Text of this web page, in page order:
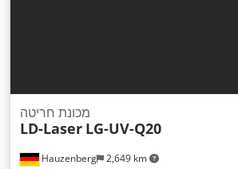
Hauzenberg 2,649 km
מכונת חריטה
LD-Laser LG-UV-Q20